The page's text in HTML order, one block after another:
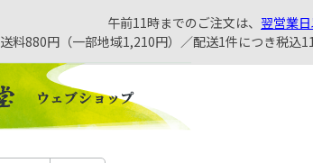
午前11時までのご注文は、 翌営業
送料880円（一部地域1,210円）／配送1件につき税込